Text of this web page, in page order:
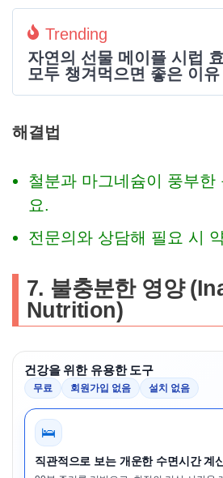
Trending
자연의 선물 메이플 시럽
모두 챙겨먹으면 좋은 이유
해결법
철분과 마그네슘이 풍부한
요.
전문의와 상담해 필요 시
7. 불충분한 영양
Nutrition)
건강을 위한 유용한 도구
무료 회원가입 없음 설치 없음
🛌
직관적으로 보는 개운한 수면시간 계